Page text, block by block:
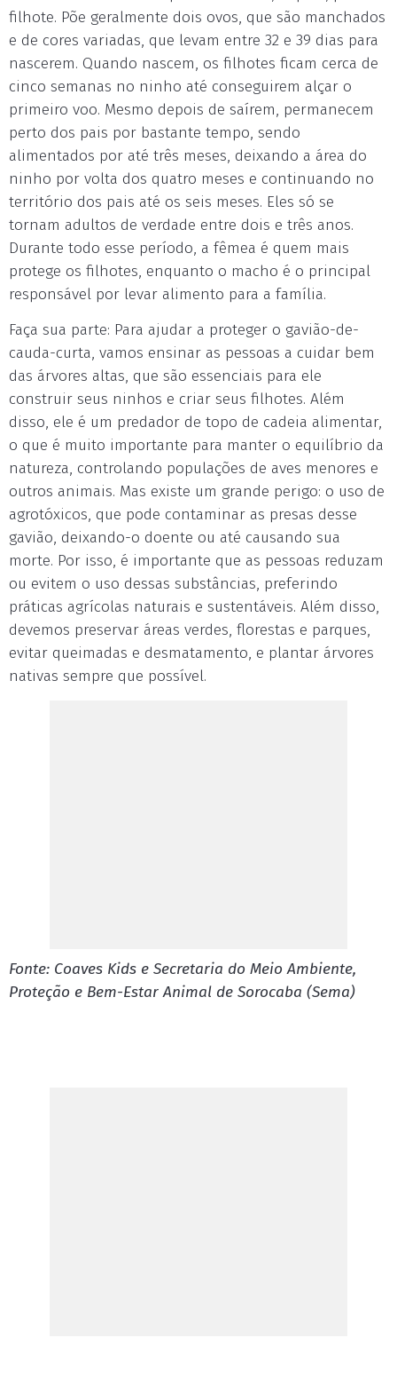
filhote. Põe geralmente dois ovos, que são manchados
e de cores variadas, que levam entre 32 e 39 dias para
nascerem. Quando nascem, os filhotes ficam cerca de
cinco semanas no ninho até conseguirem alçar o
primeiro voo. Mesmo depois de saírem, permanecem
perto dos pais por bastante tempo, sendo
alimentados por até três meses, deixando a área do
ninho por volta dos quatro meses e continuando no
território dos pais até os seis meses. Eles só se
tornam adultos de verdade entre dois e três anos.
Durante todo esse período, a fêmea é quem mais
protege os filhotes, enquanto o macho é o principal
responsável por levar alimento para a família.
Faça sua parte: Para ajudar a proteger o gavião-de-
cauda-curta, vamos ensinar as pessoas a cuidar bem
das árvores altas, que são essenciais para ele
construir seus ninhos e criar seus filhotes. Além
disso, ele é um predador de topo de cadeia alimentar,
o que é muito importante para manter o equilíbrio da
natureza, controlando populações de aves menores e
outros animais. Mas existe um grande perigo: o uso de
agrotóxicos, que pode contaminar as presas desse
gavião, deixando-o doente ou até causando sua
morte. Por isso, é importante que as pessoas reduzam
ou evitem o uso dessas substâncias, preferindo
práticas agrícolas naturais e sustentáveis. Além disso,
devemos preservar áreas verdes, florestas e parques,
evitar queimadas e desmatamento, e plantar árvores
nativas sempre que possível.
Fonte: Coaves Kids e Secretaria do Meio Ambiente,
Proteção e Bem-Estar Animal de Sorocaba (Sema)